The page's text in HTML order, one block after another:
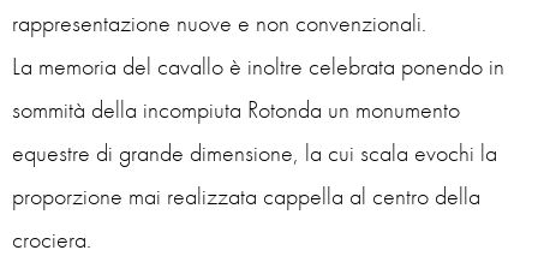
rappresentazione nuove e non convenzionali.
La memoria del cavallo è inoltre celebrata ponendo in
sommità della incompiuta Rotonda un monumento
equestre di grande dimensione, la cui scala evochi la
proporzione mai realizzata cappella al centro della
crociera.